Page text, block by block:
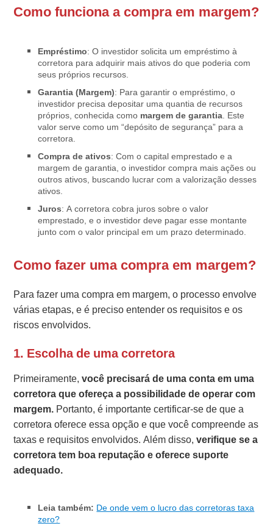
Como funciona a compra em margem?
Empréstimo: O investidor solicita um empréstimo à
corretora para adquirir mais ativos do que poderia com
seus próprios recursos.
Garantia (Margem): Para garantir o empréstimo, o
investidor precisa depositar uma quantia de recursos
próprios, conhecida como margem de garantia. Este
valor serve como um “depósito de segurança” para a
corretora.
Compra de ativos: Com o capital emprestado e a
margem de garantia, o investidor compra mais ações ou
outros ativos, buscando lucrar com a valorização desses
ativos.
Juros: A corretora cobra juros sobre o valor
emprestado, e o investidor deve pagar esse montante
junto com o valor principal em um prazo determinado.
Como fazer uma compra em margem?
Para fazer uma compra em margem, o processo envolve
várias etapas, e é preciso entender os requisitos e os
riscos envolvidos.
1. Escolha de uma corretora
Primeiramente,você precisará de uma conta em uma
corretora que ofereça a possibilidade de operar com
margem. Portanto, é importante certificar-se de que a
corretora oferece essa opção e que você compreende as
taxas e requisitos envolvidos. Além disso,verifique se a
corretora tem boa reputação e oferece suporte
adequado.
Leia também: De onde vem o lucro das corretoras taxa
zero?